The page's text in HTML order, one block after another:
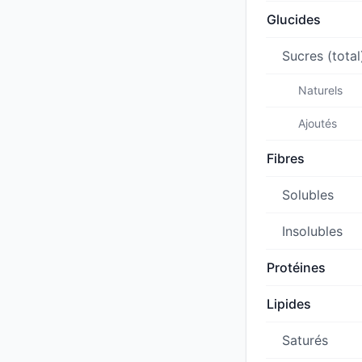
Glucides
Sucres
Naturels
Ajoutés
Fibres
Solubles
Insolubles
Protéines
Lipides
Saturés